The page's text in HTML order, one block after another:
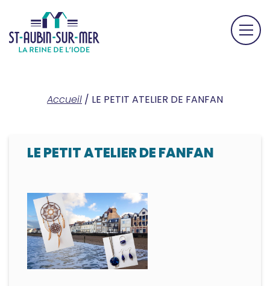
Accueil / LE PETIT ATELIER DE FANFAN
LE PETIT ATELIER DE FANFAN